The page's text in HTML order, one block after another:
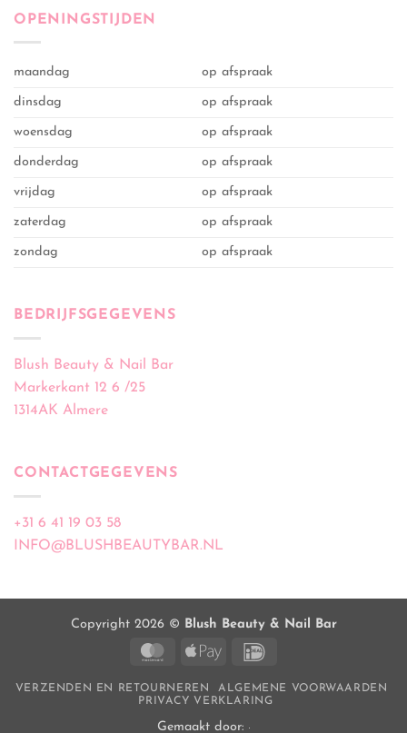
OPENINGSTIJDEN
maandag op afspraak
dinsdag op afspraak
woensdag op afspraak
donderdag op afspraak
vrijdag op afspraak
zaterdag op afspraak
zondag op afspraak
BEDRIJFSGEGEVENS
Blush Beauty & Nail Bar
Markerkant 12 6 /25
1314AK Almere
CONTACTGEGEVENS
+31 6 41 19 03 58
INFO@BLUSHBEAUTYBAR.NL
Copyright 2026 © Blush Beauty & Nail Bar
MasterCardApple
VERZENDEN EN RETOURNEREN
ALGEMENE VOORWAARDEN
PRIVACY VERKLARING
Gemaakt door: